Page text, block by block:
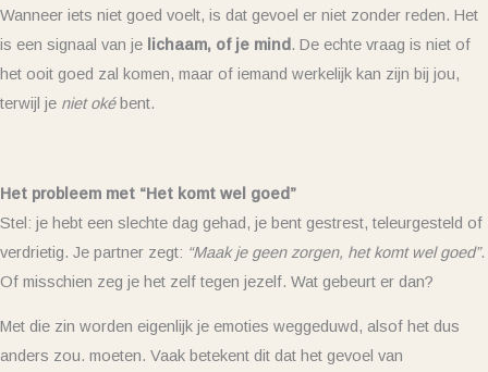
Wanneer iets niet goed voelt, is dat gevoel er niet zonder reden. Het
is een signaal van je lichaam, of je mind. De echte vraag is niet of
het ooit goed zal komen, maar of iemand werkelijk kan zijn bij jou,
terwijl je niet okébent.
Het probleem met “Het komt wel goed”
Stel: je hebt een slechte dag gehad, je bent gestrest, teleurgesteld of
verdrietig. Je partner zegt: “Maak je geen zorgen, het komt wel goed”.
Of misschien zeg je het zelf tegen jezelf. Wat gebeurt er dan?
Met die zin worden eigenlijk je emoties weggeduwd, alsof het dus
anders zou. moeten. Vaak betekent dit dat het gevoel van